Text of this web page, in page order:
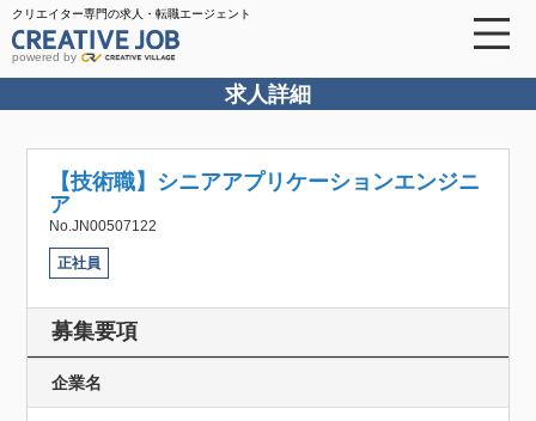
クリエイター専門の求人・転職エージェント
powered by
求人詳細
【技術職】シニアアプリケーションエンジニ
ア
No.JN00507122
正社員
募集要項
企業名